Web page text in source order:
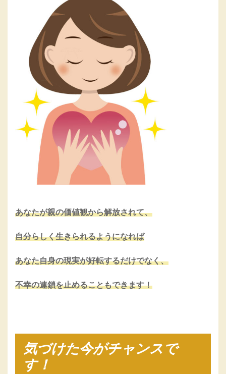
あなたが親の価値観から解放されて、
自分らしく生きられるようになれば
あなた自身の現実が好転するだけでなく、
不幸の連鎖を止めることもできます！
気づけた今がチャンスで
す！